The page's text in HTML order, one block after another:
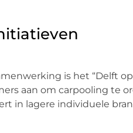
is het “Delft
aan om carpooling te
in lagere individuele